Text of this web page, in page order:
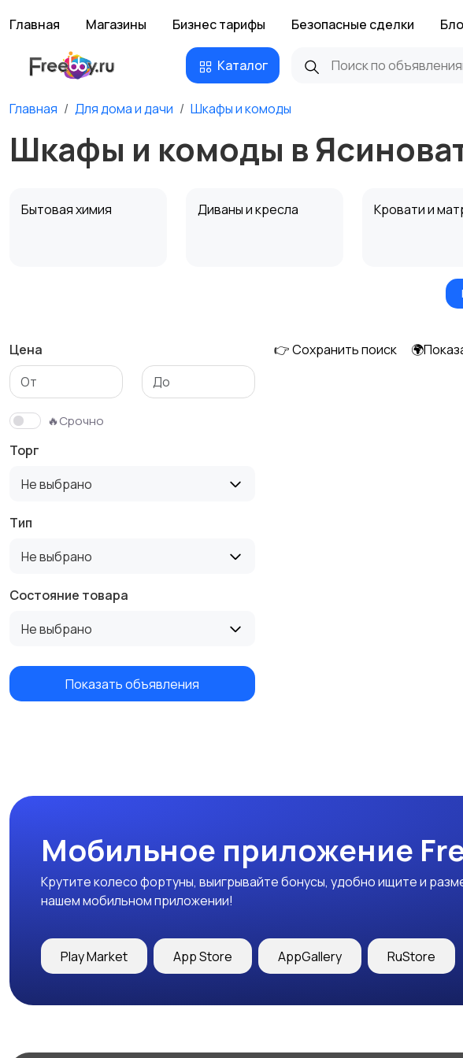
Главная Магазины Бизнес тарифы Безопасные сделки
Каталог
Главная Для дома и дачи Шкафы и комоды
Шкафы и комоды в
Бытовая химия Диваны и кресла Кровати и
Столы и стулья Текстиль и ковры
Цена
🔥Срочно
Торг
Не выбрано
Тип
Не выбрано
Состояние товара
Не выбрано
Показать объявления
👉 Сохранить поиск
Мобильное приложение
Крутите колесо фортуны, выигрывайте бонусы, удобно ищите и
нашем мобильном приложении!
Play Market App Store AppGallery RuStore